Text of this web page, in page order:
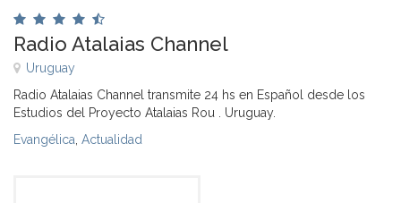
Radio Atalaias Channel
Uruguay
Radio Atalaias Channel transmite 24 hs en Español desde los
Estudios del Proyecto Atalaias Rou . Uruguay.
Evangélica Actualidad